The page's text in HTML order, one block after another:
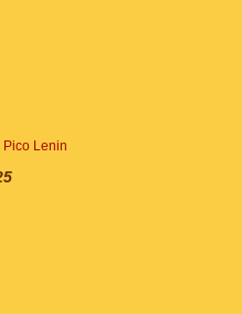
Pico Lenin